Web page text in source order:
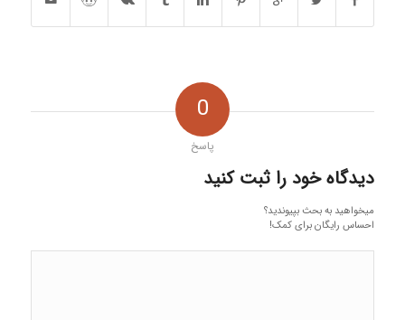
0
پاسخ
دیدگاه خود را ثبت کنید
میخواهید به بحث بپیوندید؟
احساس رایگان برای کمک!